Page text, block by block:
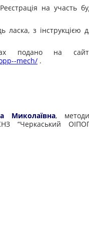
на участь
ласка, з інструкцією
подано на
mech/ .
Миколаївна,
“Черкаський